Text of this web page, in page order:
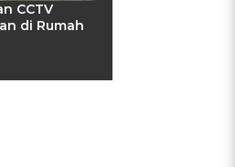
CCTV
di Rumah